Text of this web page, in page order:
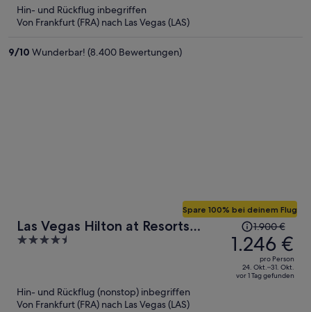
Hin- und Rückflug inbegriffen
Von Frankfurt (FRA) nach Las Vegas (LAS)
9/10 Wunderbar! (8.400 Bewertungen)
Las Vegas Hilton at Resorts
World
4.5
5
Spare 100% bei deinem Flug
Der
Preis
betrug
1.900 €,
jetzt
1.900 €
1.246 €
pro Person
24. Okt.–31. Okt.
vor 1 Tag gefunden
Hin- und Rückflug (nonstop) inbegriffen
Von Frankfurt (FRA) nach Las Vegas (LAS)